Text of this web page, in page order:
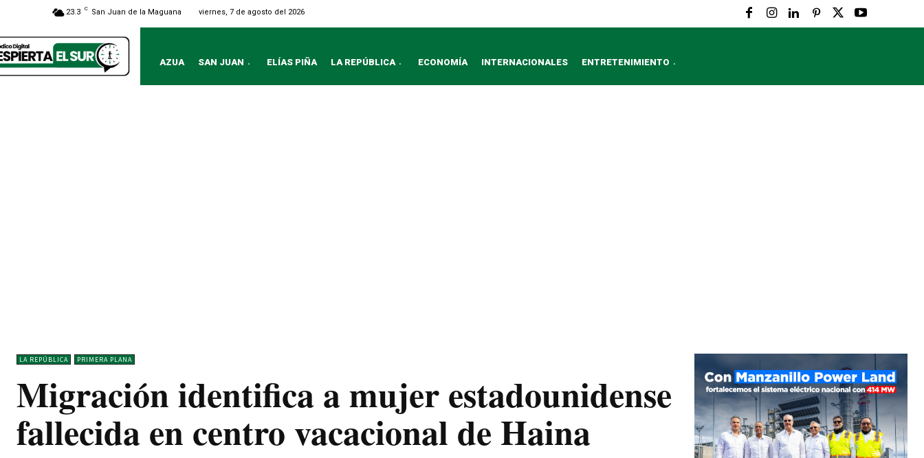
23.3 C San Juan de la Maguana viernes, 7 de agosto del 2026
AZUA SAN JUAN ELÍAS PIÑA LA REPÚBLICA ECONOMÍA INTERNACIONALES ENTRETENIMIENTO
LA REPÚBLICA PRIMERA PLANA
Migración identifica a mujer estadounidense
fallecida en centro vacacional de Haina